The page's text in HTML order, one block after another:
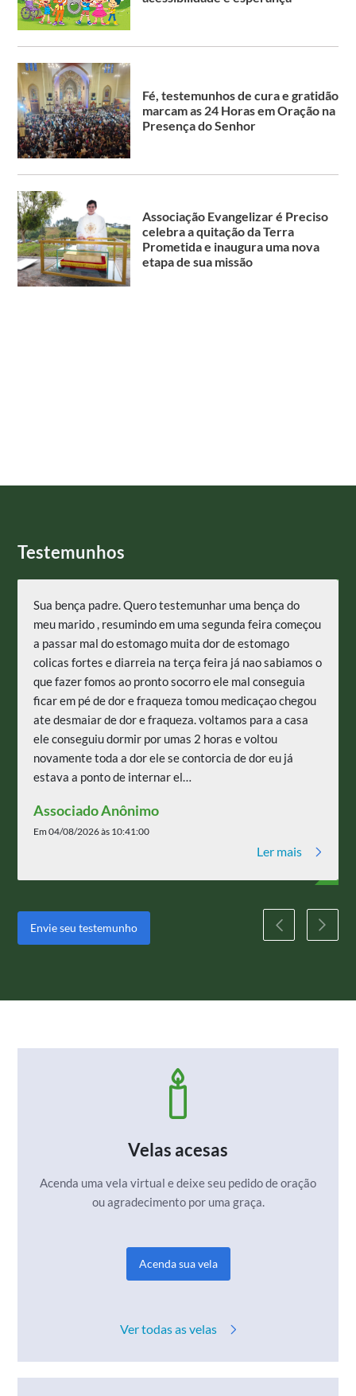
Fé, testemunhos de cura e gratidão
marcam as 24 Horas em Oração na
Presença do Senhor
Associação Evangelizar é Preciso
celebra a quitação da Terra
Prometida e inaugura uma nova
etapa de sua missão
Testemunhos
Sua bença padre. Quero testemunhar uma bença do
meu marido , resumindo em uma segunda feira começou
a passar mal do estomago muita dor de estomago
colicas fortes e diarreia na terça feira já nao sabiamos o
que fazer fomos ao pronto socorro ele mal conseguia
ficar em pé de dor e fraqueza tomou medicaçao chegou
ate desmaiar de dor e fraqueza. voltamos para a casa
ele conseguiu dormir por umas 2 horas e voltou
novamente toda a dor ele se contorcia de dor eu já
estava a ponto de internar el…
Associado Anônimo
Em 04/08/2026 às 10:41:00
Ler mais
Envie seu testemunho
Velas acesas
Acenda uma vela virtual e deixe seu pedido deoração
ou agradecimento por uma graça.
Acenda sua vela
Ver todas as velas